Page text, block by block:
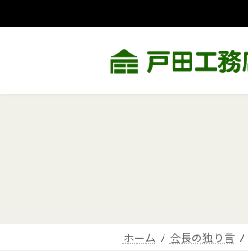
ン
ツ
ビ
シ
ホーム 会長の独り言